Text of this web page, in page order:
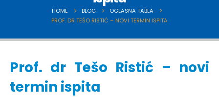
HOME BLOG
OGLASNA TABLA
PROF. DR TEŠO RISTIĆ – NOVI TERMIN ISPITA
Prof. dr Tešo Ristić – novi
termin ispita